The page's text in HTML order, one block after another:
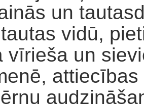
un
vidū,
vīrieša un